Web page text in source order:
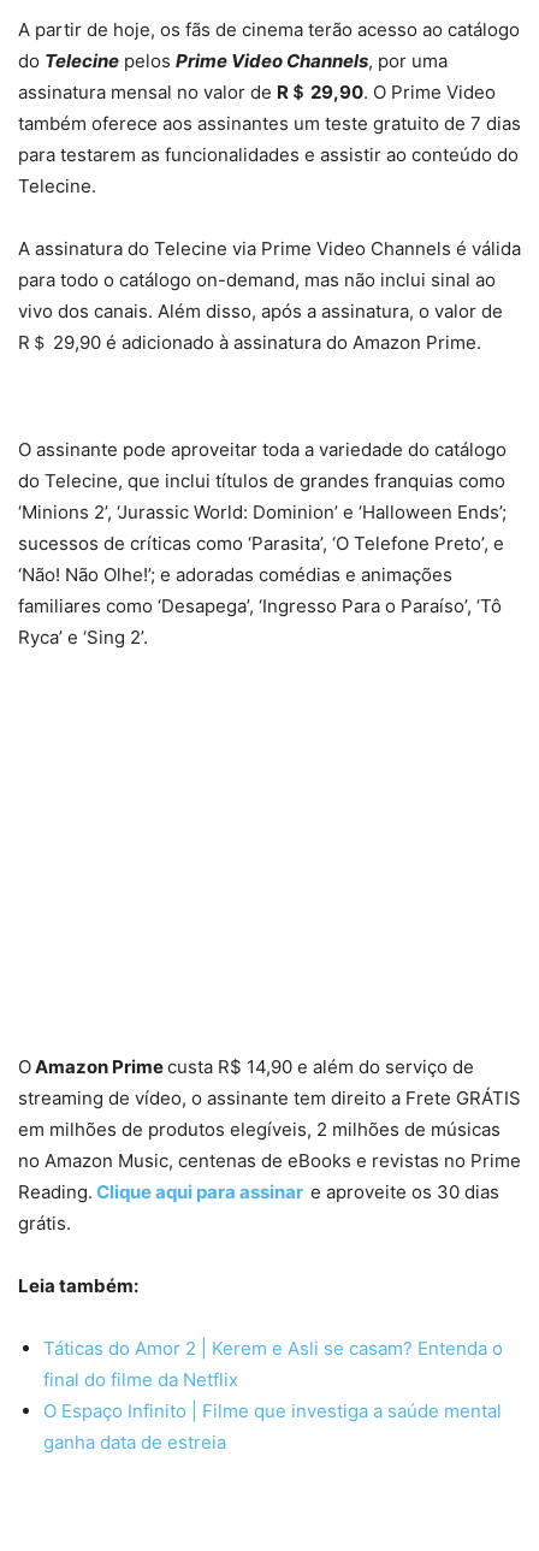
A partir de hoje, os fãs de cinema terão acesso ao catálogo
do Telecine pelos Prime Video Channels, por uma
assinatura mensal no valor de R＄ 29,90. O Prime Video
também oferece aos assinantes um teste gratuito de 7 dias
para testarem as funcionalidades e assistir ao conteúdo do
Telecine.
A assinatura do Telecine via Prime Video Channels é válida
para todo o catálogo on-demand, mas não inclui sinal ao
vivo dos canais. Além disso, após a assinatura, o valor de
R＄ 29,90 é adicionado à assinatura do Amazon Prime.
O assinante pode aproveitar toda a variedade do catálogo
do Telecine, que inclui títulos de grandes franquias como
‘Minions 2’, ‘Jurassic World: Dominion’ e ‘Halloween Ends’;
sucessos de críticas como ‘Parasita’, ‘O Telefone Preto’, e
‘Não! Não Olhe!’; e adoradas comédias e animações
familiares como ‘Desapega’, ‘Ingresso Para o Paraíso’, ‘Tô
Ryca’ e ‘Sing 2’.
OAmazon Primecusta R$ 14,90 e além do serviço de
streaming de vídeo, o assinante tem direito a Frete GRÁTIS
em milhões de produtos elegíveis, 2 milhões de músicas
no Amazon Music, centenas de eBooks e revistas no Prime
Reading. Clique aqui para assinar e aproveite os 30 dias
grátis.
Leia também:
Táticas do Amor 2 | Kerem e Asli se casam? Entenda o
final do filme da Netflix
O Espaço Infinito | Filme que investiga a saúde mental
ganha data de estreia